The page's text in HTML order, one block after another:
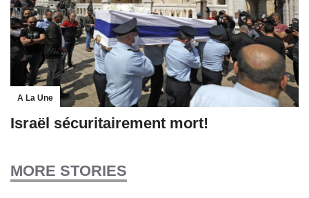
A La Une
Israël sécuritairement mort!
MORE STORIES